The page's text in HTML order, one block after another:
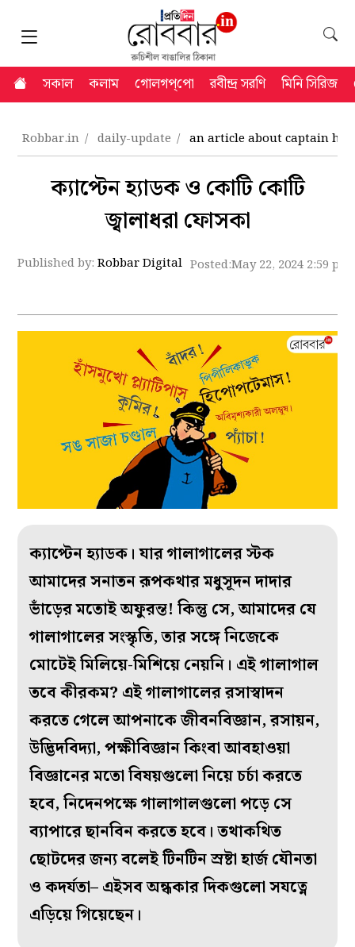
সকাল কলাম গোলগপ্‌পো রবীন্দ্র সরণি মিনি সিরিজ
Robbar.in daily-update an article about captain
ক্যাপ্টেন হ্যাডক ও কোটি কোটি
জ্বালাধরা ফোসকা
Published by:Robbar Digital Posted:May 22, 2024 2:59 pm
ক্যাপ্টেন হ্যাডক। যার গালাগালের স্টক
আমাদের সনাতন রূপকথার মধুসূদন দাদার
ভাঁড়ের মতোই অফুরন্ত! কিন্তু সে, আমাদের যে
গালাগালের সংস্কৃতি, তার সঙ্গে নিজেকে
মোটেই মিলিয়ে-মিশিয়ে নেয়নি। এই গালাগাল
তবে কীরকম? এই গালাগালের রসাস্বাদন
করতে গেলে আপনাকে জীবনবিজ্ঞান, রসায়ন,
উদ্ভিদবিদ্যা, পক্ষীবিজ্ঞান কিংবা আবহাওয়া
বিজ্ঞানের মতো বিষয়গুলো নিয়ে চর্চা করতে
হবে, নিদেনপক্ষে গালাগালগুলো পড়ে সে
ব্যাপারে ছানবিন করতে হবে। তথাকথিত
ছোটদের জন্য বলেই টিনটিন স্রষ্টা হার্জ যৌনতা
ও কদর্যতা– এইসব অন্ধকার দিকগুলো সযত্নে
এড়িয়ে গিয়েছেন।